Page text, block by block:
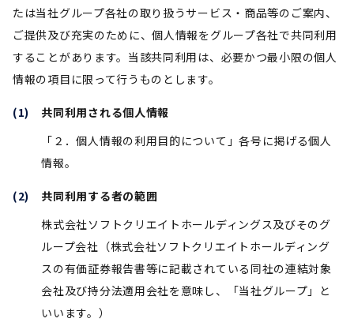
たは当社グループ各社の取り扱うサービス・商品等のご案内、
ご提供及び充実のために、個人情報をグループ各社で共同利用
することがあります。当該共同利用は、必要かつ最小限の個人
情報の項目に限って行うものとします。
共同利用される個人情報
「２．個人情報の利用目的について」各号に掲げる個人
情報。
共同利用する者の範囲
株式会社ソフトクリエイトホールディングス及びそのグ
ループ会社（株式会社ソフトクリエイトホールディング
スの有価証券報告書等に記載されている同社の連結対象
会社及び持分法適用会社を意味し、「当社グループ」と
いいます。）